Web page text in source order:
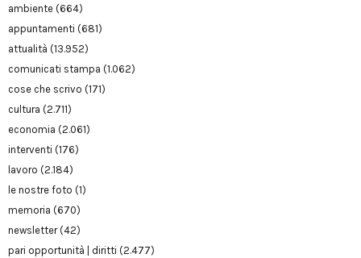
ambiente (664)
appuntamenti (681)
attualità (13.952)
comunicati stampa (1.062)
cose che scrivo (171)
cultura (2.711)
economia (2.061)
interventi (176)
lavoro (2.184)
le nostre foto (1)
memoria (670)
newsletter(42)
pari opportunità | diritti (2.477)